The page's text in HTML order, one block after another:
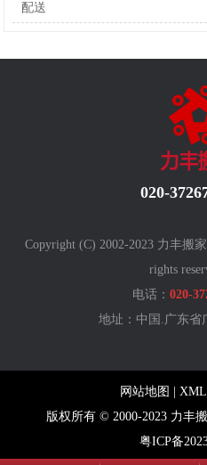
配送
020-
Copyright (C) 2002-2023 力丰搬
rights
电话：020-
地址：中国.广东省
网站地图
版权所有 © 2000-2023 力丰
粤ICP备